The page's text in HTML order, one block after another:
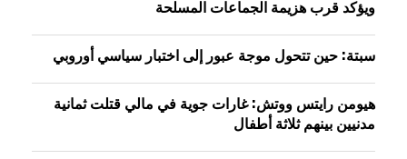
ويؤكد قرب هزيمة الجماعات المسلحة
سبتة: حين تتحول موجة عبور إلى اختبار سياسي أوروبي
هيومن رايتس ووتش: غارات جوية في مالي قتلت ثمانية
مدنيين بينهم ثلاثة أطفال